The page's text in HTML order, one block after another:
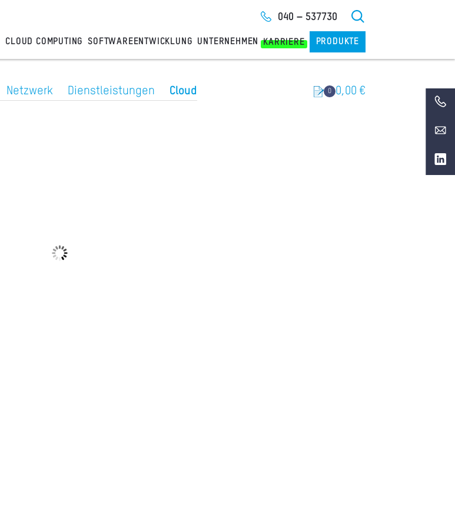
040 – 537730
CLOUD COMPUTING SOFTWAREENTWICKLUNG UNTERNEHMEN KARRIERE PRODUKTE
Netzwerk Dienstleistungen
Cloud
0 0,00 €